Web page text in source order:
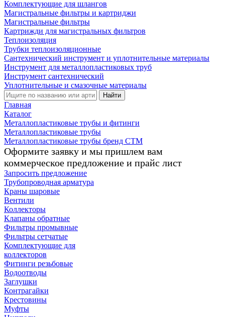
Комплектующие для шлангов
Магистральные фильтры и картриджи
Магистральные фильтры
Картрижди для магистральных фильтров
Теплоизоляция
Трубки теплоизоляционные
Сантехнический инструмент и уплотнительные материалы
Инструмент для металлопластиковых труб
Инструмент сантехнический
Уплотнительные и смазочные материалы
Найти
Главная
Каталог
Металлопластиковые трубы и фитинги
Металлопластиковые трубы
Металлопластиковые трубы бренд СТМ
Оформите заявку и мы пришлем вам
коммерческое предложение и прайс лист
Запросить предложение
Трубопроводная арматура
Краны шаровые
Вентили
Коллекторы
Клапаны обратные
Фильтры промывные
Фильтры сетчатые
Комплектующие для
коллекторов
Фитинги резьбовые
Водоотводы
Заглушки
Контрагайки
Крестовины
Муфты